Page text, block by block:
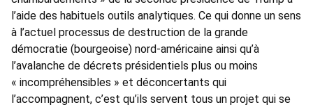
l’aide des habituels outils analytiques. Ce qui donne un sens
à l’actuel processus de destruction de la grande
démocratie (bourgeoise) nord-américaine ainsi qu’à
l’avalanche de décrets présidentiels plus ou moins
« incompréhensibles » et déconcertants qui
l’accompagnent, c’est qu’ils servent tous un projet qui se